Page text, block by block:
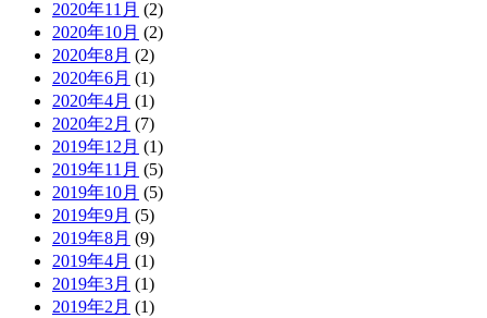
2020年11月 (2)
2020年10月 (2)
2020年8月 (2)
2020年6月 (1)
2020年4月 (1)
2020年2月 (7)
2019年12月 (1)
2019年11月 (5)
2019年10月 (5)
2019年9月 (5)
2019年8月 (9)
2019年4月 (1)
2019年3月 (1)
2019年2月 (1)